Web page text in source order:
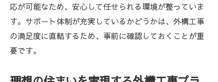
応が可能なため、安心して任せられる環境が整っていま
す。サポート体制が充実しているかどうかは、外構工事
の満足度に直結するため、事前に確認しておくことが重
要です。